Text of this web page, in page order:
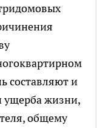
составляют и
ущерба жизни,
общему